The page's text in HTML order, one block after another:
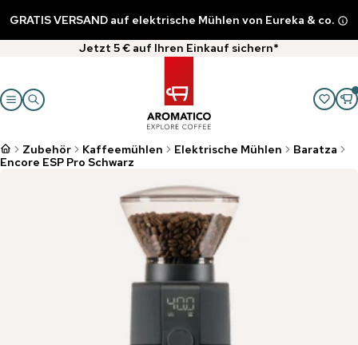
GRATIS VERSAND auf elektrische Mühlen von Eureka & co.
Jetzt 5 € auf Ihren Einkauf sichern*
Zubehör Kaffeemühlen Elektrische Mühlen
Baratza
Encore ESP Pro Schwarz